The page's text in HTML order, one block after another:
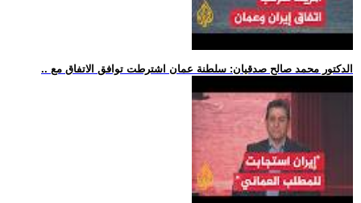
.. الدكتور محمد صالح صدقيان: سلطنة عمان اشترطت توافق الاتفاق مع